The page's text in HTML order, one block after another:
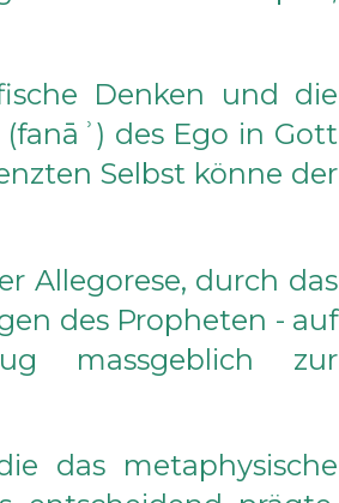
Denken und die
des Ego in Gott
Selbst könne der
Allegorese, durch das
des Propheten - auf
massgeblich zur
das metaphysische